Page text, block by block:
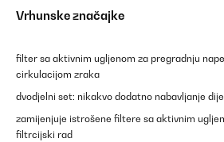
Vrhunske značajke
filter sa aktivnim ugljenom za pregradnju
cirkulacijom zraka
dvodjelni set: nikakvo dodatno nabavljanje
zamijenjuje istrošene filtere sa aktivnim
filtrcijski rad